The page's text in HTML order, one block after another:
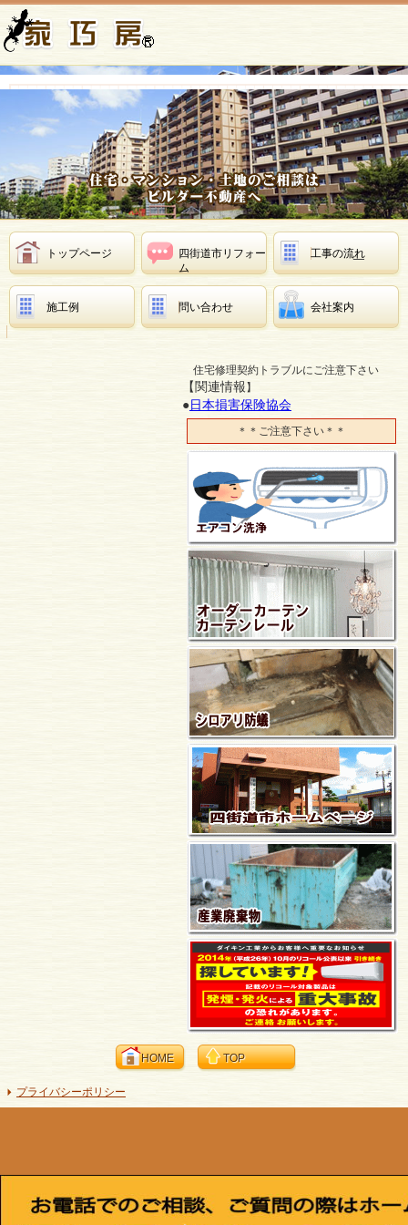
本文へスキップ
トップページ
四街道市リフォー
ム
工事の流れ
施工例 問い合わせ 会社案内
住宅修理契約トラブルにご注意下さい
【関連情報 】
●日本損害保険協会
＊＊ご注意下さい＊＊
HOME TOP
プライバシーポリシー